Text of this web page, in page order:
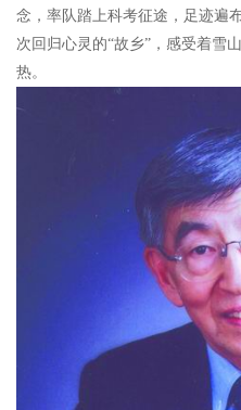
念，率队踏上科考征途，足迹遍
次回归心灵的“故乡”，感受着雪
热。